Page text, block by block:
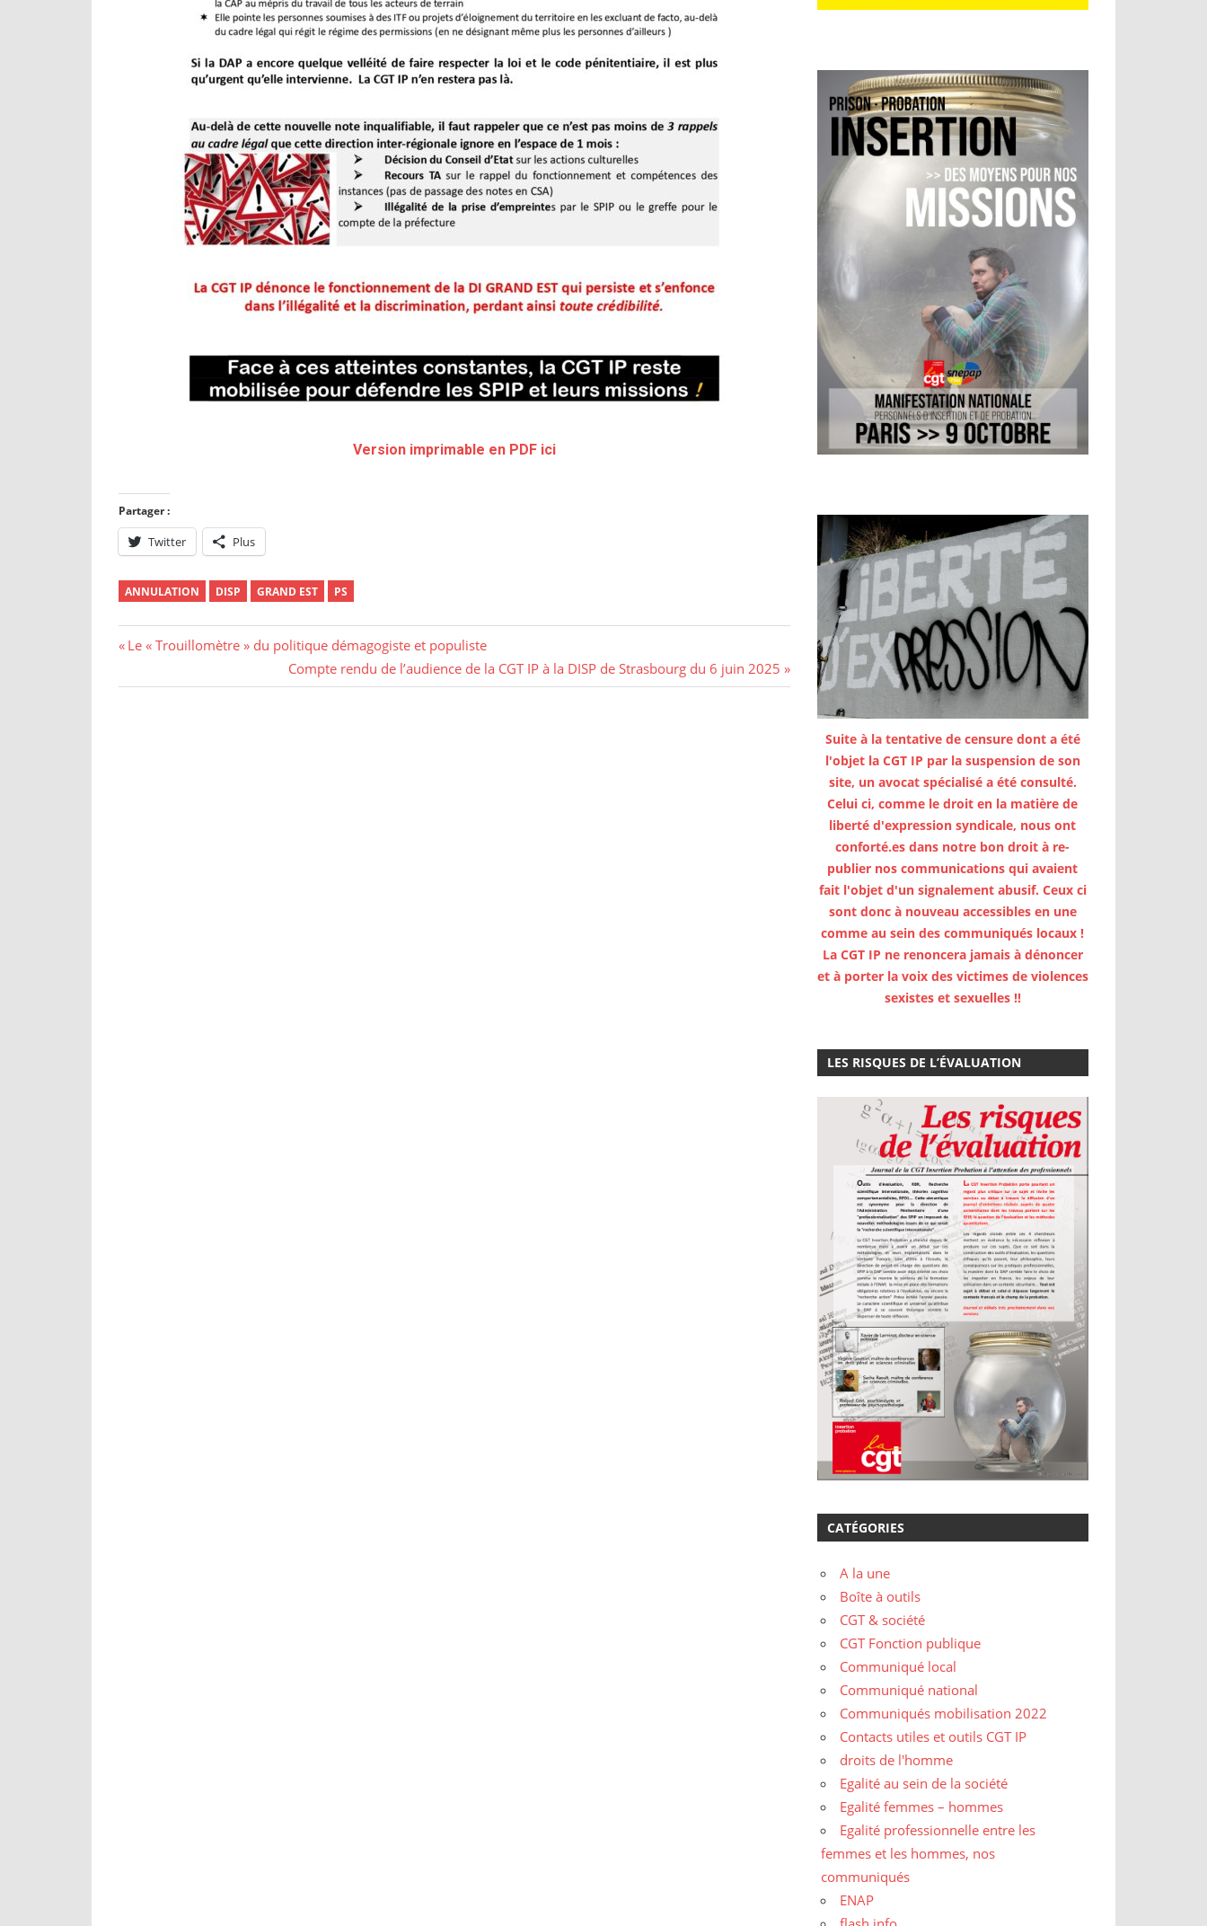
Version imprimable en PDF ici
Partager :
Twitter Plus
ANNULATION DISP GRAND EST PS
Le « Trouillomètre » du politique démagogiste et populiste
Compte rendu de l’audience de la CGT IP à la DISP de Strasbourg du 6 juin 2025
Suite à la tentative de censure dont a été
l'objet la CGT IP par la suspension de son
site, un avocat spécialisé a été consulté.
Celui ci, comme le droit en la matière de
liberté d'expression syndicale, nous ont
conforté.es dans notre bon droit à re-
publier nos communications qui avaient
fait l'objet d'un signalement abusif. Ceux ci
sont donc à nouveau accessibles en une
comme au sein des communiqués locaux !
La CGT IP ne renoncera jamais à dénoncer
et à porter la voix des victimes de violences
sexistes et sexuelles !!
LES RISQUES DE L’ÉVALUATION
CATÉGORIES
A la une
Boîte à outils
CGT & société
CGT Fonction publique
Communiqué local
Communiqué national
Communiqués mobilisation 2022
Contacts utiles et outils CGT IP
droits de l'homme
Egalité au sein de la société
Egalité femmes – hommes
Egalité professionnelle entre les
femmes et les hommes, nos
communiqués
ENAP